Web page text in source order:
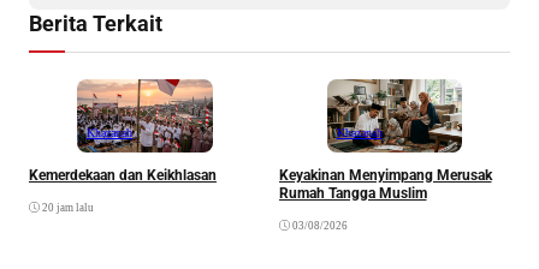
Berita Terkait
Khazanah
Kemerdekaan dan Keikhlasan
20 jam lalu
Khazanah
Keyakinan Menyimpang Merusak
Rumah Tangga Muslim
03/08/2026